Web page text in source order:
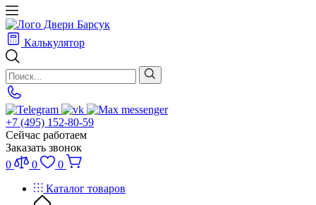
Калькулятор
+7 (495) 152-80-59
Сейчас работаем
Заказать звонок
0
0
0
Каталог товаров